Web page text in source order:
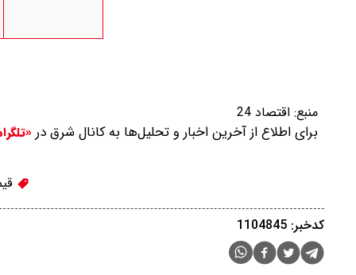
منبع: اقتصاد 24
برای اطلاع از آخرین اخبار و تحلیل‌ها به کانال شرق در
کدخبر: 1104845